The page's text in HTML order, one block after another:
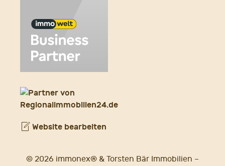
Website bearbeiten
© 2026 immonex® & Torsten Bär Immobilien –